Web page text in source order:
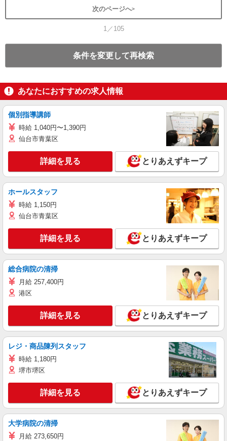
次のページへ
1／105
条件を変更して再検索
あなたにおすすめの求人情報
個別指導講師
時給 1,040円〜1,390円
仙台市青葉区
詳細を見る とりあえずキープ
ホールスタッフ
時給 1,150円
仙台市青葉区
詳細を見る とりあえずキープ
総合病院の清掃
月給 257,400円
港区
詳細を見る とりあえずキープ
レジ・商品陳列スタッフ
時給 1,180円
堺市堺区
詳細を見る とりあえずキープ
大学病院の清掃
月給 273,650円